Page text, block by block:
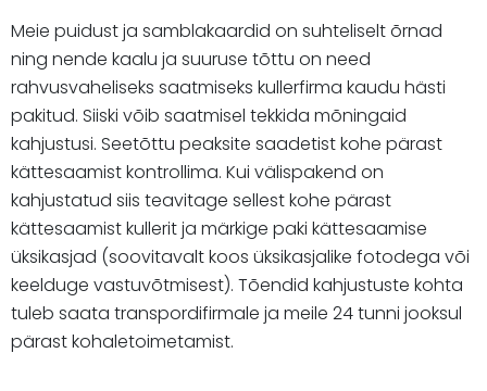
Meie puidust ja samblakaardid on suhteliselt õrnad
ning nende kaalu ja suuruse tõttu on need
rahvusvaheliseks saatmiseks kullerfirma kaudu hästi
pakitud. Siiski võib saatmisel tekkida mõningaid
kahjustusi. Seetõttu peaksite saadetist kohe pärast
kättesaamist kontrollima. Kui välispakend on
kahjustatud siis teavitage sellest kohe pärast
kättesaamist kullerit ja märkige paki kättesaamise
üksikasjad (soovitavalt koos üksikasjalike fotodega või
keelduge vastuvõtmisest). Tõendid kahjustuste kohta
tuleb saata transpordifirmale ja meile 24 tunni jooksul
pärast kohaletoimetamist.